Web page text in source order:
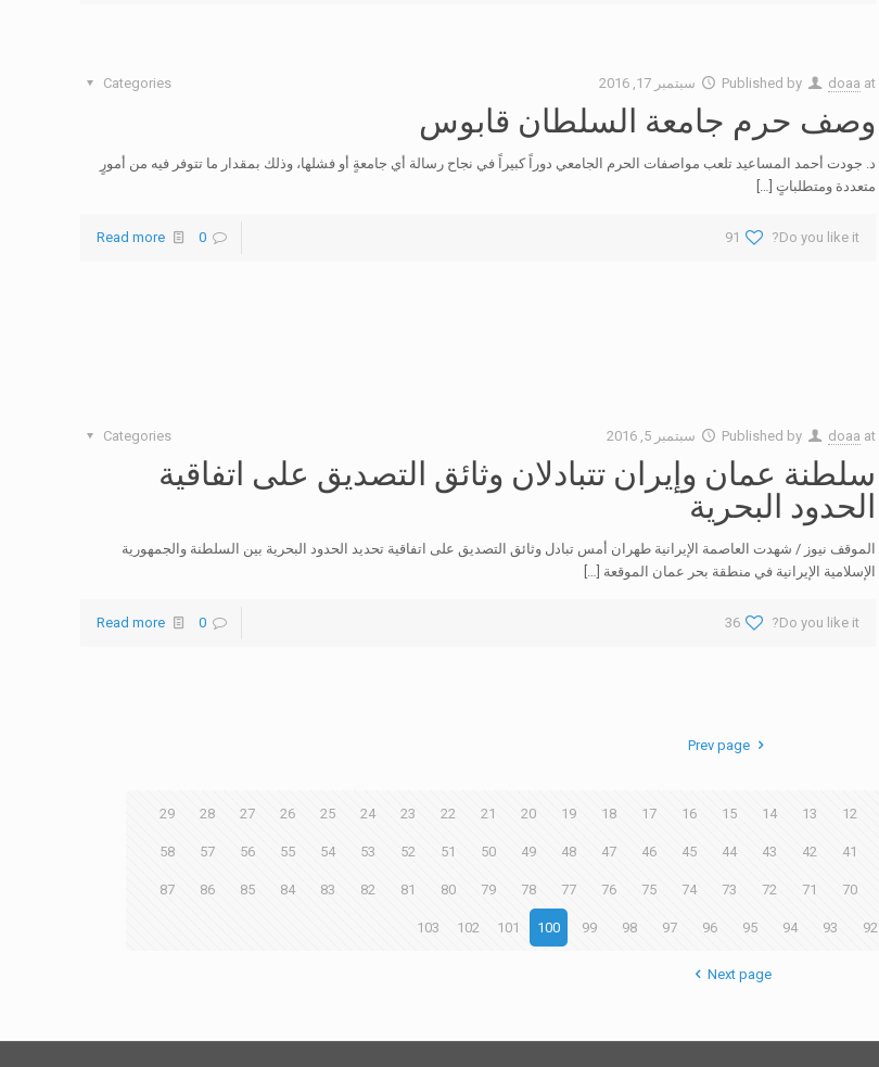
Published by doaa at سبتمبر 17, 2016 Categories
وصف حرم جامعة السلطان قابوس
د. جودت أحمد المساعيد تلعب مواصفات الحرم الجامعي دوراً كبيراً في نجاح رسالة أي جامعةٍ أو فشلها، وذلك بمقدار ما تتوفر فيه من أمورٍ
متعددة ومتطلباتٍ […]
Do you like it?
91
0
Read more
Published by doaa at سبتمبر 5, 2016 Categories
سلطنة عمان وإيران تتبادلان وثائق التصديق على اتفاقية
الحدود البحرية
الموقف نيوز / شهدت العاصمة الإيرانية طهران أمس تبادل وثائق التصديق على اتفاقية تحديد الحدود البحرية بين السلطنة والجمهورية
الإسلامية الإيرانية في منطقة بحر عمان الموقعة […]
Do you like it?
36
0
Read more
Prev page
12
13
14
15
16
17
18
19
20
21
22
23
24
25
26
27
28
29
41
42
43
44
45
46
47
48
49
50
51
52
53
54
55
56
57
58
70
71
72
73
74
75
76
77
78
79
80
81
82
83
84
85
86
87
92
93
94
95
96
97
98
99
100
101
102
103
Next page